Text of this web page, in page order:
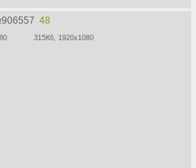
906557 48
315Кб, 1920x1080